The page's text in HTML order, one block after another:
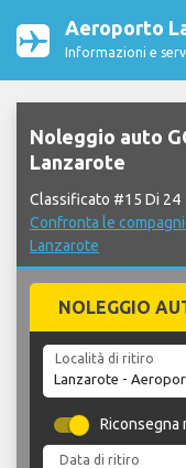
Aeroporto
Informazioni e
Noleggio auto
Lanzarote
Classificato #15 Di 24
Confronta le
Lanzarote
NOLEGGIO
Località di ritiro
Riconsegna
Data di ritiro